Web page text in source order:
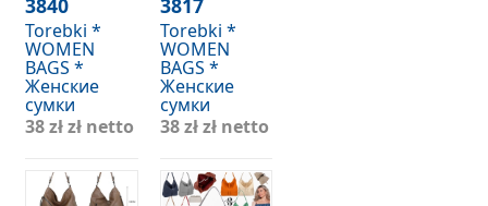
3840
Torebki *
WOMEN
BAGS *
Женские
сумки
38 złzł netto
3817
Torebki *
WOMEN
BAGS *
Женские
сумки
38 złzł netto